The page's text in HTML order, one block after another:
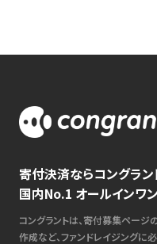
寄付決済ならコングラン
国内No.1 オールインワ
コングラントは、寄付募集ページ
作成など、ファンドレイジング